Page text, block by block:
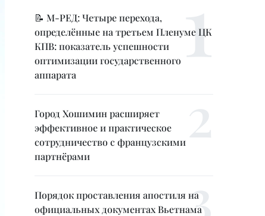
📝 М-РЕД: Четыре перехода,
определённые на третьем Пленуме ЦК
КПВ: показатель успешности
оптимизации государственного
аппарата
Город Хошимин расширяет
эффективное и практическое
сотрудничество с французскими
партнёрами
Порядок проставления апостиля на
официальных документах Вьетнама